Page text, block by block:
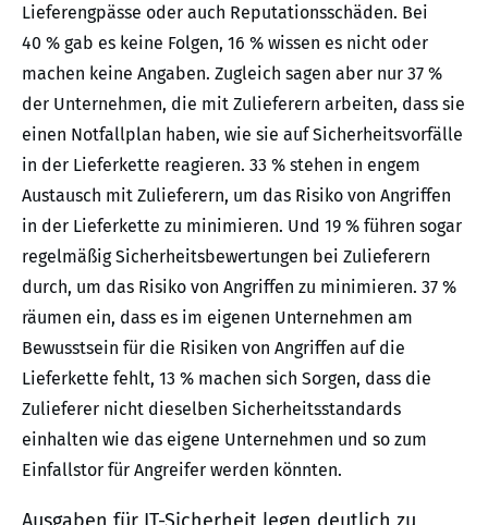
Lieferengpässe oder auch Reputationsschäden. Bei
40 % gab es keine Folgen, 16 % wissen es nicht oder
machen keine Angaben. Zugleich sagen aber nur 37 %
der Unternehmen, die mit Zulieferern arbeiten, dass sie
einen Notfallplan haben, wie sie auf Sicherheitsvorfälle
in der Lieferkette reagieren. 33 % stehen in engem
Austausch mit Zulieferern, um das Risiko von Angriffen
in der Lieferkette zu minimieren. Und 19 % führen sogar
regelmäßig Sicherheitsbewertungen bei Zulieferern
durch, um das Risiko von Angriffen zu minimieren. 37 %
räumen ein, dass es im eigenen Unternehmen am
Bewusstsein für die Risiken von Angriffen auf die
Lieferkette fehlt, 13 % machen sich Sorgen, dass die
Zulieferer nicht dieselben Sicherheitsstandards
einhalten wie das eigene Unternehmen und so zum
Einfallstor für Angreifer werden könnten.
Ausgaben für IT-Sicherheit legen deutlich zu